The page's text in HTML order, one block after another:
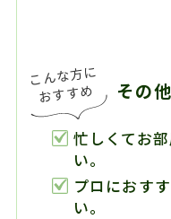
その
忙しくてお
い。
プロにおす
い。